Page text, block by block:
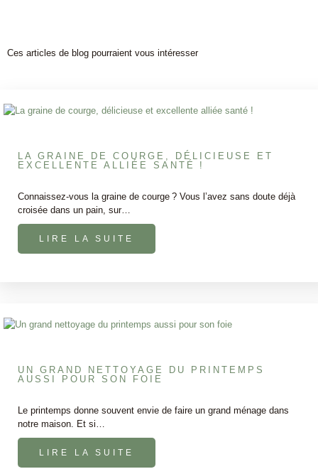
Ces articles de blog pourraient vous intéresser
LA GRAINE DE COURGE, DÉLICIEUSE ET
EXCELLENTE ALLIÉE SANTÉ !
Connaissez-vous la graine de courge ? Vous l’avez sans doute déjà
croisée dans un pain, sur…
LIRE LA SUITE
UN GRAND NETTOYAGE DU PRINTEMPS
AUSSI POUR SON FOIE
Le printemps donne souvent envie de faire un grand ménage dans
notre maison. Et si…
LIRE LA SUITE